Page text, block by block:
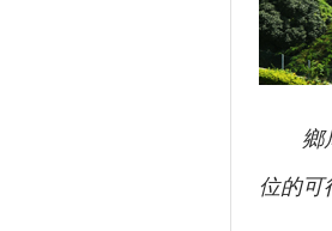
鄉
位的可